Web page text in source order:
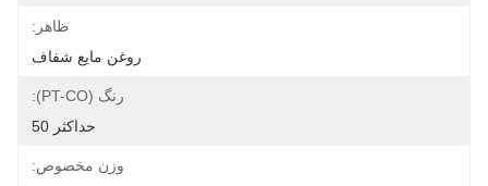
ظاهر:
روغن مایع شفاف
رنگ (PT-CO):
حداکثر 50
وزن مخصوص: